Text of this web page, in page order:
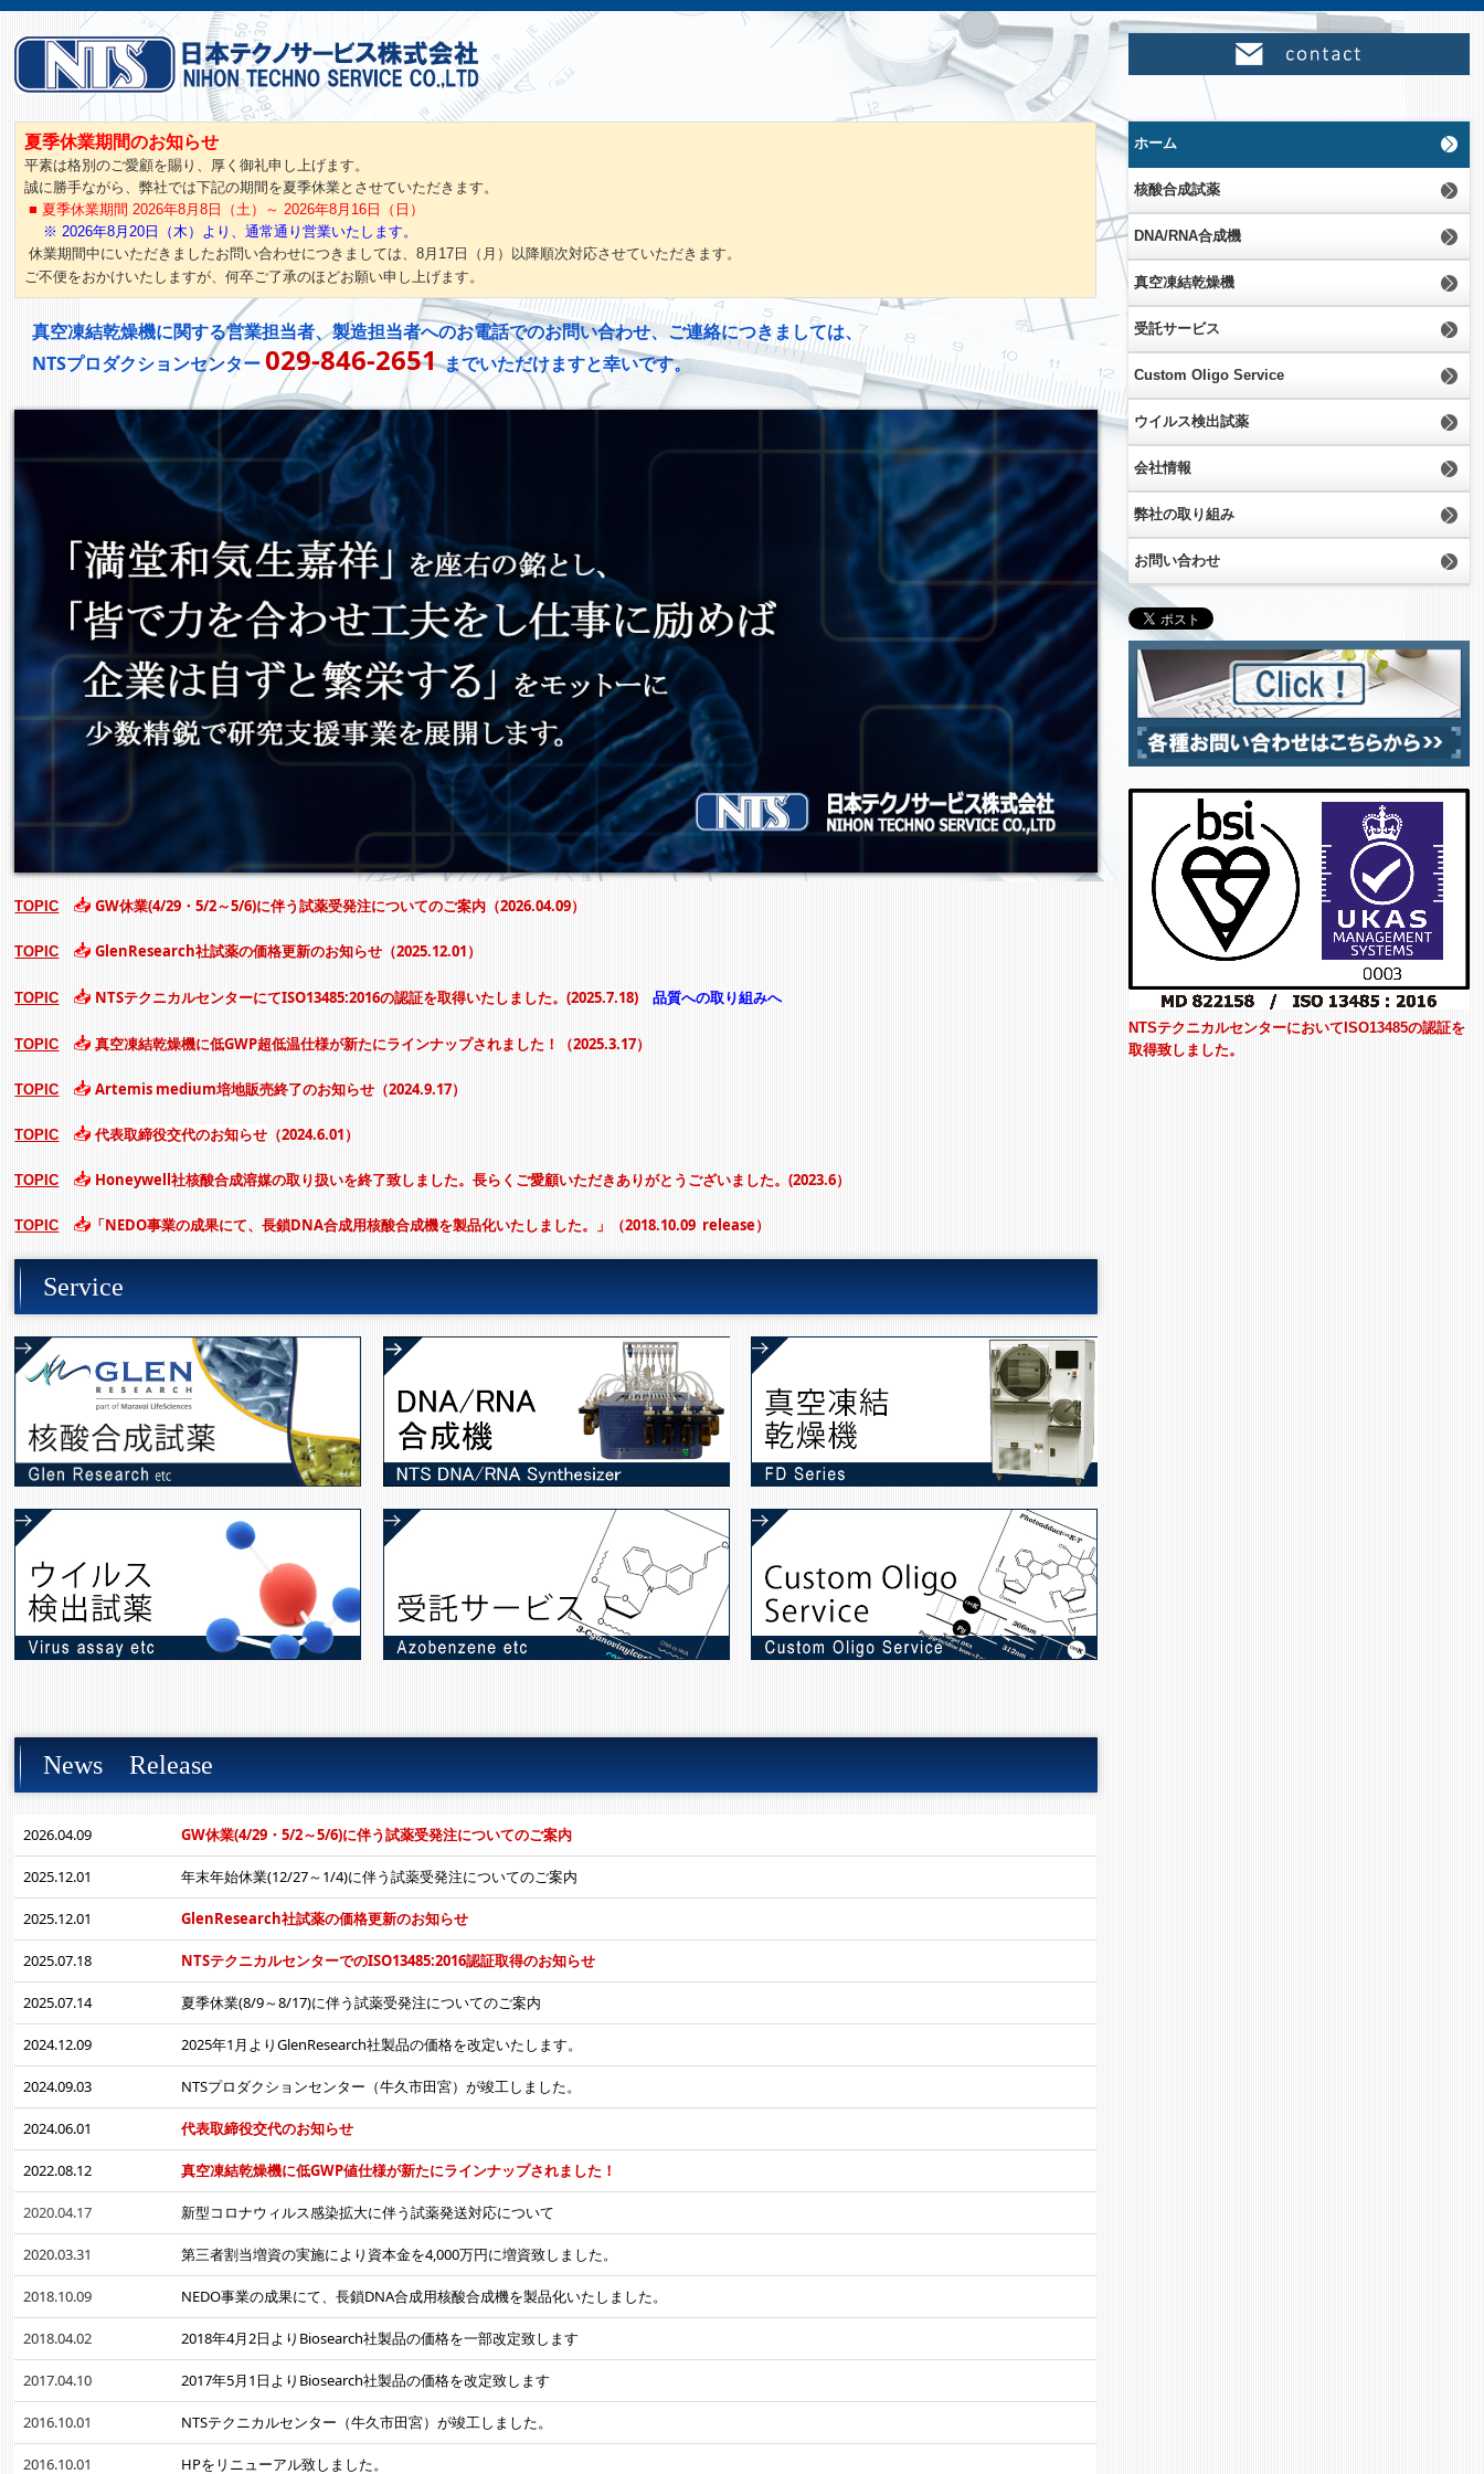
夏季休業期間のお知らせ
平素は格別のご愛顧を賜り、厚く御礼申し上げます。
誠に勝手ながら、弊社では下記の期間を夏季休業とさせていただきます。
■ 夏季休業期間 2026年8月8日（土）～ 2026年8月16日（日）
※ 2026年8月20日（木）より、通常通り営業いたします。
休業期間中にいただきましたお問い合わせにつきましては、8月17日（月）以降順次対応させていただきます。
ご不便をおかけいたしますが、何卒ご了承のほどお願い申し上げます。
真空凍結乾燥機に関する営業担当者、製造担当者へのお電話でのお問い合わせ、ご連絡につきましては、
NTSプロダクションセンター 029-846-2651までいただけますと幸いです。
TOPIC 📥 GW休業(4/29・5/2～5/6)に伴う試薬受発注についてのご案内 （2026.04.09）
TOPIC 📥 GlenResearch社試薬の価格更新のお知らせ（2025.12.01）
TOPIC 📥 NTSテクニカルセンターにてISO13485:2016の認証を取得いたしました。(2025.7.18) 品質への取り組みへ
TOPIC 📥 真空凍結乾燥機に低GWP超低温仕様が新たにラインナップされました！ （2025.3.17）
TOPIC 📥 Artemis medium培地販売終了のお知らせ（2024.9.17）
TOPIC 📥 代表取締役交代のお知らせ （2024.6.01）
TOPIC 📥 Honeywell社核酸合成溶媒の取り扱いを終了致しました。長らくご愛顧いただきありがとうございました。(2023.6）
TOPIC 📥 「NEDO事業の成果にて、長鎖DNA合成用核酸合成機を製品化いたしました。」（2018.10.09 release）
Service
News Release
2026.04.09 GW休業(4/29・5/2～5/6)に伴う試薬受発注についてのご案内
2025.12.01 年末年始休業(12/27～1/4)に伴う試薬受発注についてのご案内
2025.12.01 GlenResearch社試薬の価格更新のお知らせ
2025.07.18 NTSテクニカルセンターでのISO13485:2016認証取得のお知らせ
2025.07.14 夏季休業(8/9～8/17)に伴う試薬受発注についてのご案内
2024.12.09 2025年1月よりGlenResearch社製品の価格を改定いたします。
2024.09.03 NTSプロダクションセンター（牛久市田宮）が竣工しました。
2024.06.01 代表取締役交代のお知らせ
2022.08.12 真空凍結乾燥機に低GWP値仕様が新たにラインナップされました！
2020.04.17 新型コロナウィルス感染拡大に伴う試薬発送対応について
2020.03.31 第三者割当増資の実施により資本金を4,000万円に増資致しました。
2018.10.09 NEDO事業の成果にて、長鎖DNA合成用核酸合成機を製品化いたしました。
2018.04.02 2018年4月2日よりBiosearch社製品の価格を一部改定致します
2017.04.10 2017年5月1日よりBiosearch社製品の価格を改定致します
2016.10.01 NTSテクニカルセンター（牛久市田宮）が竣工しました。
2016.10.01 HPをリニューアル致しました。
ホーム
核酸合成試薬
DNA/RNA合成機
真空凍結乾燥機
受託サービス
Custom Oligo Service
ウイルス検出試薬
会社情報
弊社の取り組み
お問い合わせ
NTSテクニカルセンターにおいてISO13485の認証を
取得致しました。